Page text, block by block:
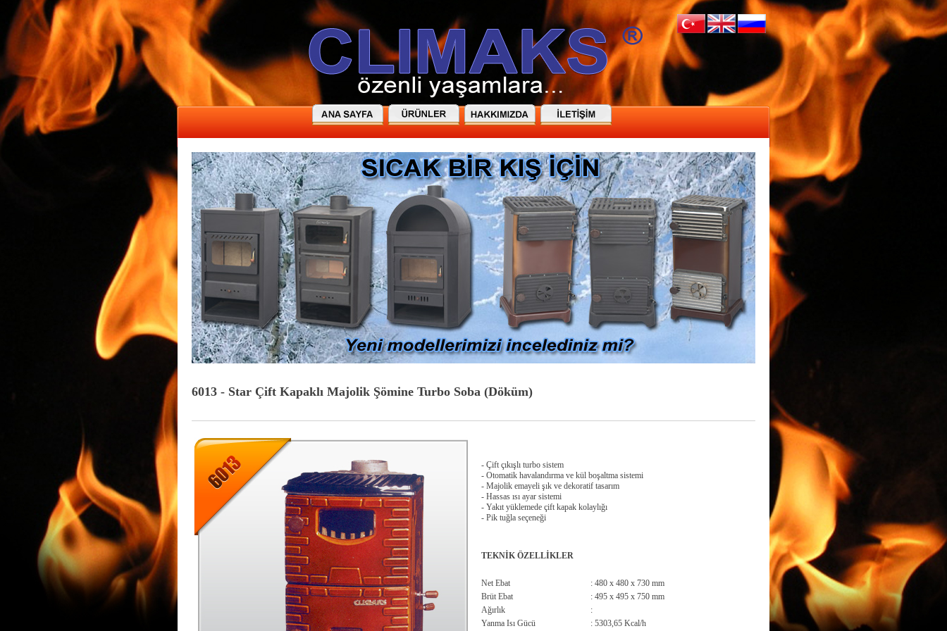
6013 - Star Çift Kapaklı Majolik Şömine Turbo Soba (Döküm)
- Çift çıkışlı turbo sistem
- Otomatik havalandırma ve kül boşaltma sistemi
- Majolik emayeli şık ve dekoratif tasarım
- Hassas ısı ayar sistemi
- Yakıt yüklemede çift kapak kolaylığı
- Pik tuğla seçeneği
TEKNİK ÖZELLİKLER
Net Ebat
: 480 x 480 x 730 mm
Brüt Ebat
: 495 x 495 x 750 mm
Ağırlık
:
Yanma Isı Gücü
: 5303,65 Kcal/h